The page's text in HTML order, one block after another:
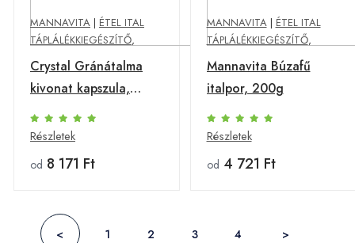
MANNAVITA | ÉTEL ITAL
TÁPLÁLÉKKIEGÉSZÍTŐ,
Crystal Gránátalma
kivonat kapszula,
100db
Részletek
od 8 171 Ft
MANNAVITA| ÉTEL ITAL
TÁPLÁLÉKKIEGÉSZÍTŐ,
Mannavita Búzafű
italpor, 200g
Részletek
od 4 721 Ft
< 1 2 3 4 >